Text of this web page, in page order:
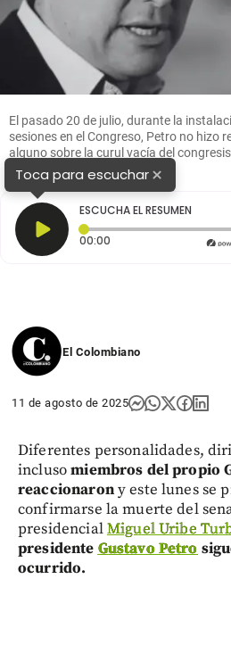
El pasado 20 de julio, durante la
sesiones en el Congreso, Petro no hizo
alguno sobre la curul vacía del
COLPRENSA/PRESIDENCIA
Toca para escuchar×
ESCUCHA EL RESUMEN
00:00 Tiempo transcurrido:
El Colombiano
11 de agosto de 2025
Diferentes personalidades,
inclusomiembros del propio
reaccionarony este lunes se
confirmarse la muerte del
presidencialMiguel Uribe
presidente Gustavo Petro
ocurrido.